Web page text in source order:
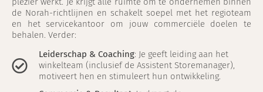
de Norah-richtlijnen en schakelt soepel met het regioteam
en het servicekantoor om jouw commerciële doelen te
behalen. Verder:
Leiderschap & Coaching: Je geeft leiding aan het
winkelteam (inclusief de Assistent Storemanager),
motiveert hen en stimuleert hun ontwikkeling.